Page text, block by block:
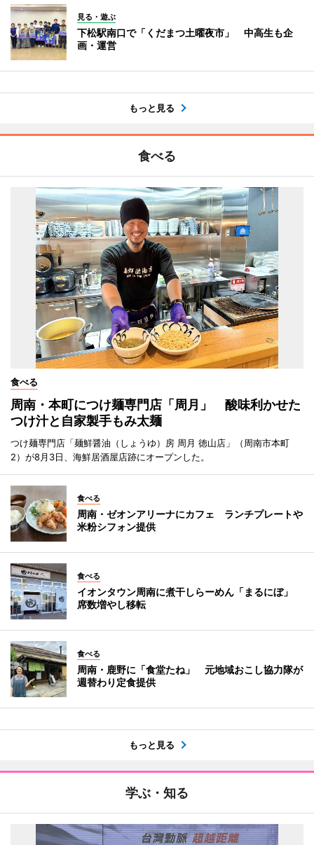
見る・遊ぶ
下松駅南口で「くだまつ土曜夜市」 中高生も企
画・運営
もっと見る
食べる
食べる
周南・本町につけ麺専門店「周月」 酸味利かせた
つけ汁と自家製手もみ太麺
つけ麺専門店「麺鮮醤油（しょうゆ）房 周月 徳山店」（周南市本町
2）が8月3日、海鮮居酒屋店跡にオープンした。
食べる
周南・ゼオンアリーナにカフェ ランチプレートや
米粉シフォン提供
食べる
イオンタウン周南に煮干しらーめん「まるにぼ」
席数増やし移転
食べる
周南・鹿野に「食堂たね」 元地域おこし協力隊が
週替わり定食提供
もっと見る
学ぶ・知る